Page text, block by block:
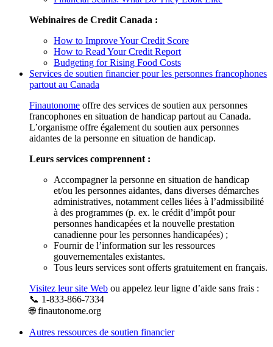
Webinaires de Credit Canada :
How to Improve Your Credit Score
How to Read Your Credit Report
Budgeting for Rising Food Costs
Services de soutien financier pour les personnes francophones
partout au Canada
Finautonome offre des services de soutien aux personnes
francophones en situation de handicap partout au Canada.
L’organisme offre également du soutien aux personnes
aidantes de la personne en situation de handicap.
Leurs services comprennent :
Accompagner la personne en situation de handicap
et/ou les personnes aidantes, dans diverses démarches
administratives, notamment celles liées à l’admissibilité
à des programmes (p. ex. le crédit d’impôt pour
personnes handicapées et la nouvelle prestation
canadienne pour les personnes handicapées) ;
Fournir de l’information sur les ressources
gouvernementales existantes.
Tous leurs services sont offerts gratuitement en français.
Visitez leur site Web ou appelez leur ligne d’aide sans frais :
📞 1-833-866-7334
🌐 finautonome.org
Autres ressources de soutien financier